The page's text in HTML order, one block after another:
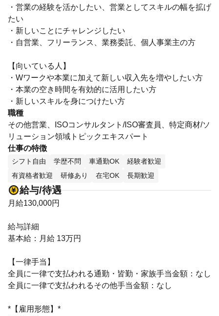
・営業の経験を活かしたい、営業としてスキルの幅を拡げ
たい
・新しいことにチャレンジしたい
・自営業、フリーランス、業務委託、個人事業主の方
【向いている人】
・Wワークや本業に加えて新しい収入先を増やしたい方
・本業の空き時間を有効的に活用したい方
・新しいスキルを身につけたい方
職種
その他営業、ISOコンサルタント/ISO審査員、特定商材/ソ
リューション領域トピックエキスパート
仕事の特徴
シフト自由 学歴不問 車通勤OK
経験者歓迎
有資格者歓迎
研修あり 在宅OK 長期歓迎
給与/待遇
月給130,000円
給与詳細
基本給：月給 13万円
【一律手当】
全員に一律で支払われる通勤・皆勤・家族手当金額：なし
全員に一律で支払われるその他手当金額：なし
*【雇用形態】*